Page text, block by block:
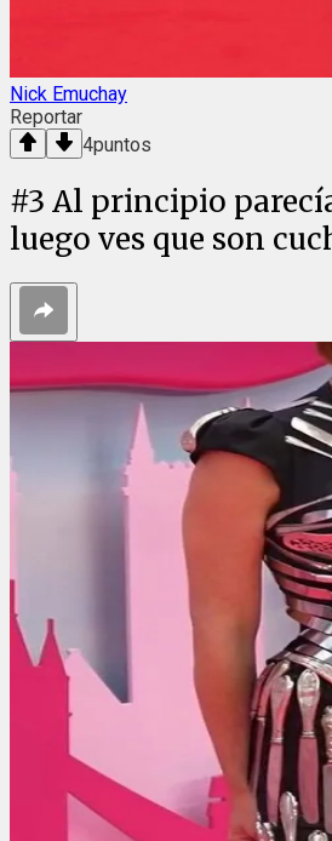
Nick Emuchay
Reportar
4puntos
#3 Al principio
luego ves que son